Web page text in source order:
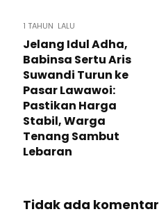
1 TAHUN LALU
Jelang Idul Adha,
Babinsa Sertu Aris
Suwandi Turun ke
Pasar Lawawoi:
Pastikan Harga
Stabil, Warga
Tenang Sambut
Lebaran
Tidak ada komentar